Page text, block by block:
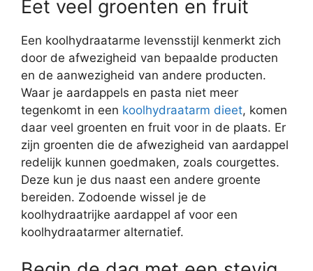
Eet veel groenten en fruit
Een koolhydraatarme levensstijl kenmerkt zich
door de afwezigheid van bepaalde producten
en de aanwezigheid van andere producten.
Waar je aardappels en pasta niet meer
tegenkomt in een koolhydraatarm dieet, komen
daar veel groenten en fruit voor in de plaats. Er
zijn groenten die de afwezigheid van aardappel
redelijk kunnen goedmaken, zoals courgettes.
Deze kun je dus naast een andere groente
bereiden. Zodoende wissel je de
koolhydraatrijke aardappel af voor een
koolhydraatarmer alternatief.